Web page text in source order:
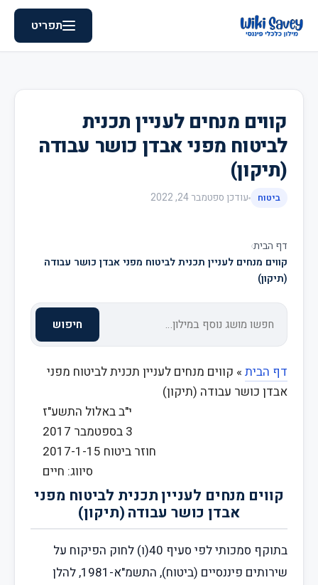
תפריט
קווים מנחים לעניין תכנית
לביטוח מפני אבדן כושר עבודה
(תיקון)
ביטוח עודכן ספטמבר 24, 2022
דף הבית›
קווים מנחים לעניין תכנית לביטוח מפני אבדן כושר עבודה
(תיקון)
חיפוש
דף הבית » קווים מנחים לעניין תכנית לביטוח מפני
אבדן כושר עבודה (תיקון)
י"ב באלול התשע"ז
3 בספטמבר 2017
חוזר ביטוח 2017-1-15
סיווג: חיים
קווים מנחים לעניין תכנית לביטוח מפני
אבדן כושר עבודה (תיקון)
בתוקף סמכותי לפי סעיף 40(ו) לחוק הפיקוח על
שירותים פיננסיים (ביטוח), התשמ"א-1981, להלן